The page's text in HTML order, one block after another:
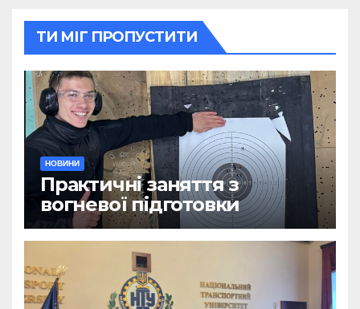
ТИ МІГ ПРОПУСТИТИ
НОВИНИ
Практичні заняття з
вогневої підготовки